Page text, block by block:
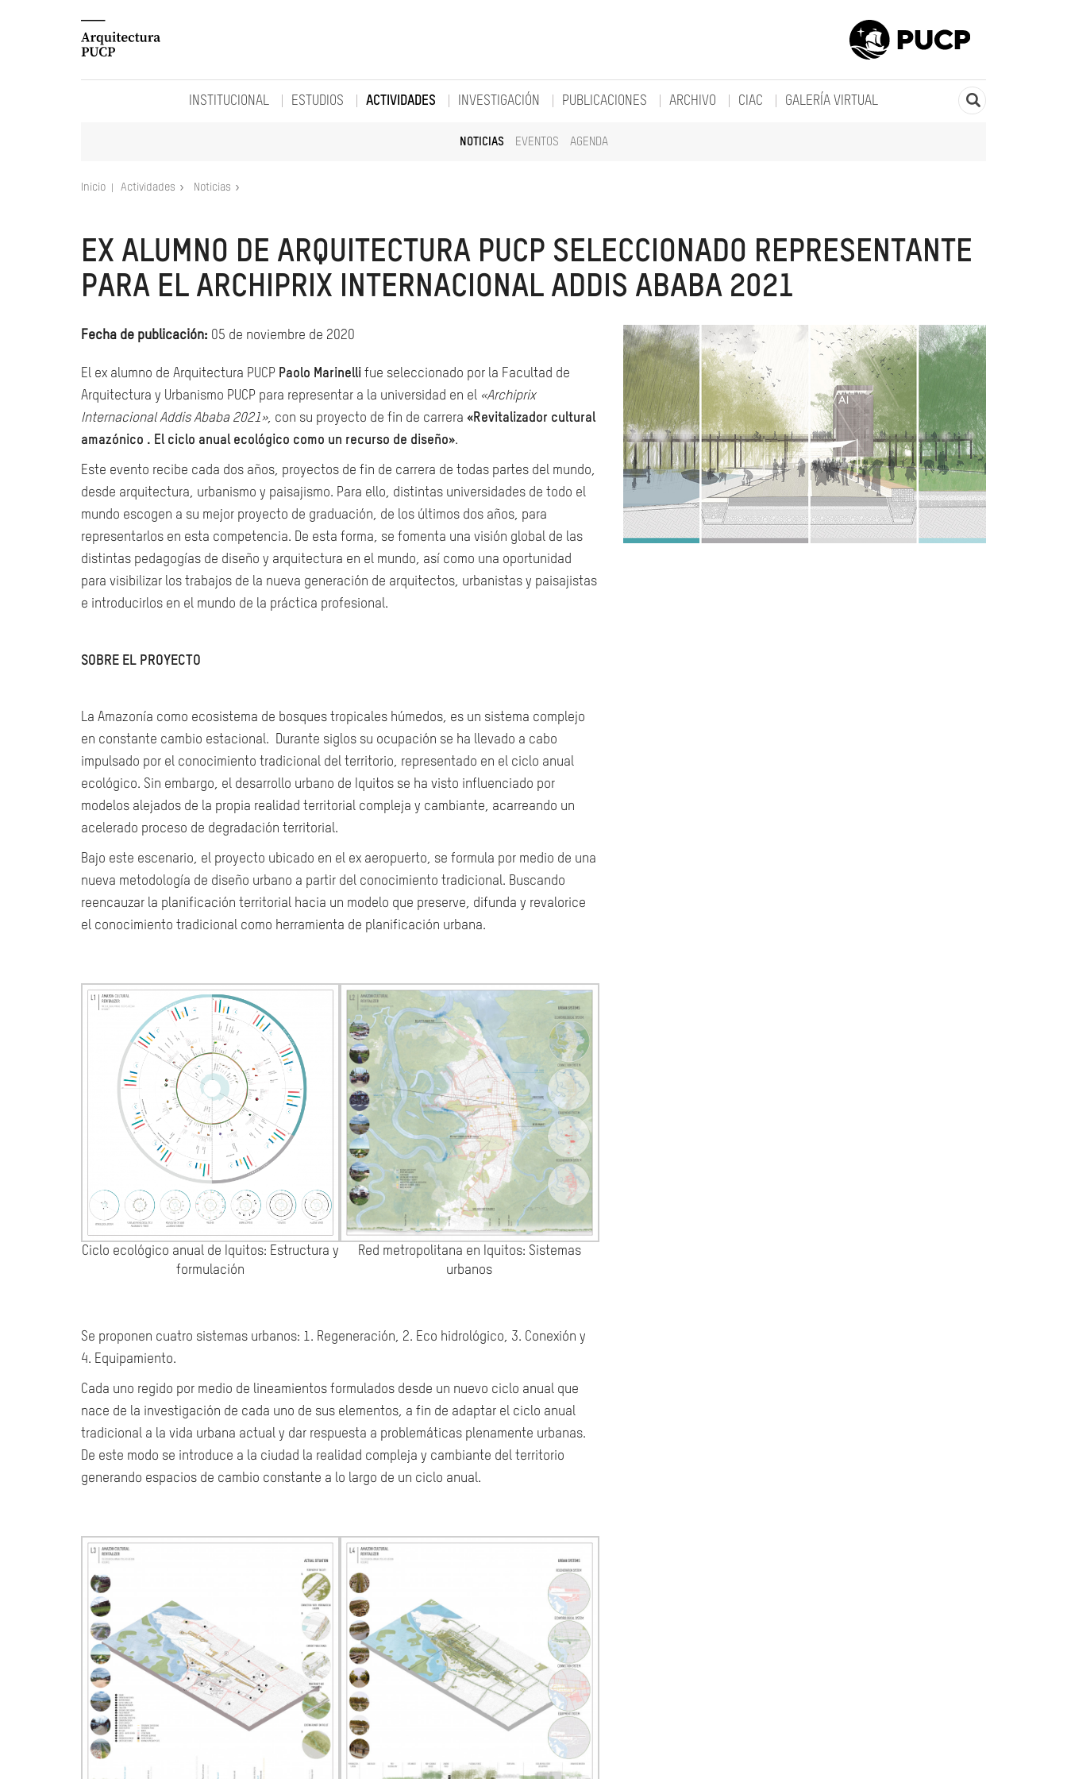
INSTITUCIONAL ESTUDIOS ACTIVIDADES
NOTICIAS EVENTOS AGENDA
INVESTIGACIÓN PUBLICACIONES ARCHIVO CIAC GALERÍA VIRTUAL
Inicio Actividades Noticias
EX ALUMNO DE ARQUITECTURA PUCP SELECCIONADO REPRESENTANTE
PARA EL ARCHIPRIX INTERNACIONAL ADDIS ABABA 2021
Fecha de publicación: 05 de noviembre de 2020
El ex alumno de Arquitectura PUCP Paolo Marinelli fue seleccionado por la Facultad de
Arquitectura y Urbanismo PUCP para representar a la universidad en el «Archiprix
Internacional Addis Ababa 2021», con su proyecto de fin de carrera «Revitalizador cultural
amazónico . El ciclo anual ecológico como un recurso de diseño».
Este evento recibe cada dos años, proyectos de fin de carrera de todas partes del mundo,
desde arquitectura, urbanismo y paisajismo. Para ello, distintas universidades de todo el
mundo escogen a su mejor proyecto de graduación, de los últimos dos años, para
representarlos en esta competencia. De esta forma, se fomenta una visión global de las
distintas pedagogías de diseño y arquitectura en el mundo, así como una oportunidad
para visibilizar los trabajos de la nueva generación de arquitectos, urbanistas y paisajistas
e introducirlos en el mundo de la práctica profesional.
SOBRE EL PROYECTO
La Amazonía como ecosistema de bosques tropicales húmedos, es un sistema complejo
en constante cambio estacional. Durante siglos su ocupación se ha llevado a cabo
impulsado por el conocimiento tradicional del territorio, representado en el ciclo anual
ecológico. Sin embargo, el desarrollo urbano de Iquitos se ha visto influenciado por
modelos alejados de la propia realidad territorial compleja y cambiante, acarreando un
acelerado proceso de degradación territorial.
Bajo este escenario, el proyecto ubicado en el ex aeropuerto, se formula por medio de una
nueva metodología de diseño urbano a partir del conocimiento tradicional. Buscando
reencauzar la planificación territorial hacia un modelo que preserve, difunda y revalorice
el conocimiento tradicional como herramienta de planificación urbana.
Ciclo ecológico anual de Iquitos: Estructura y
formulación
Red metropolitana en Iquitos: Sistemas
urbanos
Se proponen cuatro sistemas urbanos: 1. Regeneración, 2. Eco hidrológico, 3. Conexión y
4. Equipamiento.
Cada uno regido por medio de lineamientos formulados desde un nuevo ciclo anual que
nace de la investigación de cada uno de sus elementos, a fin de adaptar el ciclo anual
tradicional a la vida urbana actual y dar respuesta a problemáticas plenamente urbanas.
De este modo se introduce a la ciudad la realidad compleja y cambiante del territorio
generando espacios de cambio constante a lo largo de un ciclo anual.